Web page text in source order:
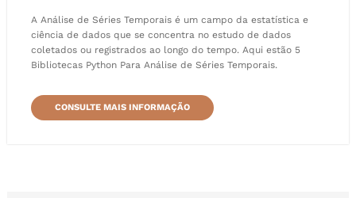
A Análise de Séries Temporais é um campo da estatística e
ciência de dados que se concentra no estudo de dados
coletados ou registrados ao longo do tempo. Aqui estão 5
Bibliotecas Python Para Análise de Séries Temporais.
CONSULTE MAIS INFORMAÇÃO